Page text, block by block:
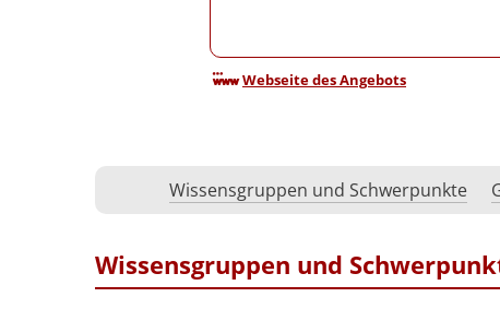
Webseite des Angebots
Wissensgruppen und Schwerpunkte
Wissensgruppen und